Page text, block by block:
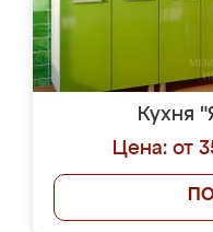
Кухня
Цена: от